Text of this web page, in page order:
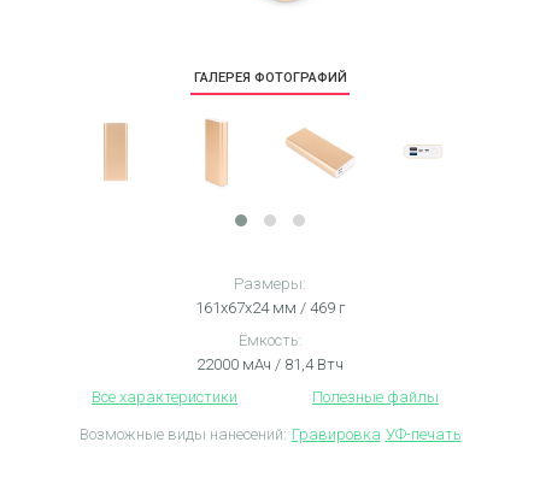
ГАЛЕРЕЯ ФОТОГРАФИЙ
Размеры:
161х67х24 мм / 469 г
Ёмкость:
22000 мАч / 81,4 Втч
Все характеристики
Полезные файлы
Возможные виды нанесений: Гравировка УФ-печать